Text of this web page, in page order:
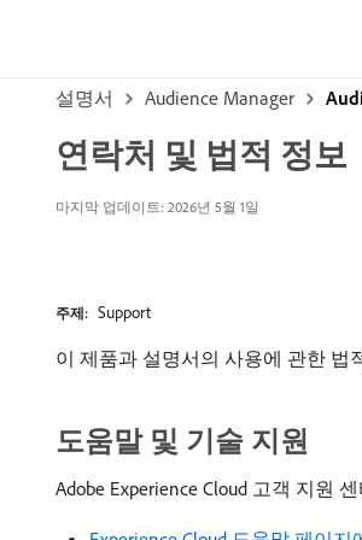
설명서 Audience Manager
연락처 및 법적 정보
마지막 업데이트: 2026년 5월 1일
주제: Support
이 제품과 설명서의 사용에 관한 법
도움말 및 기술 지원
Adobe Experience Cloud 고객 지원